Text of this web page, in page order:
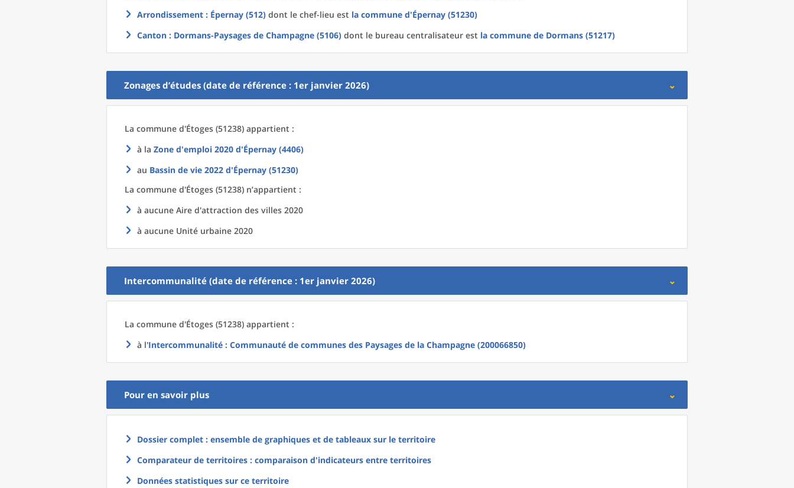
Arrondissement : Épernay (512) dont le chef-lieu est la commune d'Épernay (51230)
Canton : Dormans-Paysages de Champagne (5106) dont le bureau centralisateur est la commune de Dormans (51217)
Zonages d’études (date de référence : 1er janvier 2026)
La commune d'Étoges (51238) appartient :
à la Zone d'emploi 2020 d'Épernay (4406)
au Bassin de vie 2022 d'Épernay (51230)
La commune d'Étoges (51238) n’appartient :
à aucune Aire d'attraction des villes 2020
à aucune Unité urbaine 2020
Intercommunalité (date de référence : 1er janvier 2026)
La commune d'Étoges (51238) appartient :
à l'Intercommunalité : Communauté de communes des Paysages de la Champagne (200066850)
Pour en savoir plus
Dossier complet : ensemble de graphiques et de tableaux sur le territoire
Comparateur de territoires : comparaison d'indicateurs entre territoires
Données statistiques sur ce territoire